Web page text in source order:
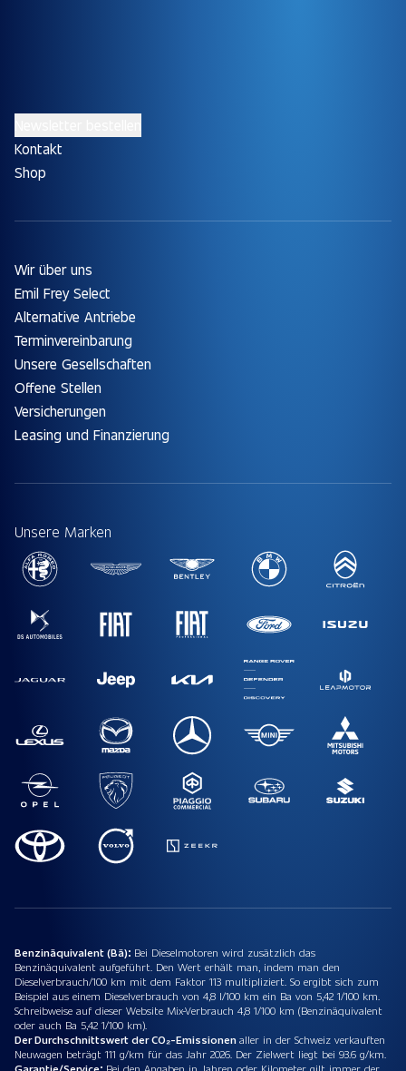
Kontakt
Shop
Wir über uns
Emil Frey Select
Alternative Antriebe
Terminvereinbarung
Unsere Gesellschaften
Offene Stellen
Versicherungen
Leasing und Finanzierung
Unsere Marken
Benzinäquivalent (Bä): Bei Dieselmotoren wird zusätzlich das
Benzinäquivalent aufgeführt. Den Wert erhält man, indem man den
Dieselverbrauch/100 km mit dem Faktor 113 multipliziert. So ergibt sich zum
Beispiel aus einem Dieselverbrauch von 4,8 l/100 km ein Ba von 5,42 1/100 km.
Schreibweise auf dieser Website Mix-Verbrauch 4,8 1/100 km (Benzinäquivalent
oder auch Ba 5,42 1/100 km).
Der Durchschnittswert der CO₂-Emissionenaller in der Schweiz verkauften
Neuwagen beträgt 111 g/km für das Jahr 2026. Der Zielwert liegt bei 93.6 g/km.